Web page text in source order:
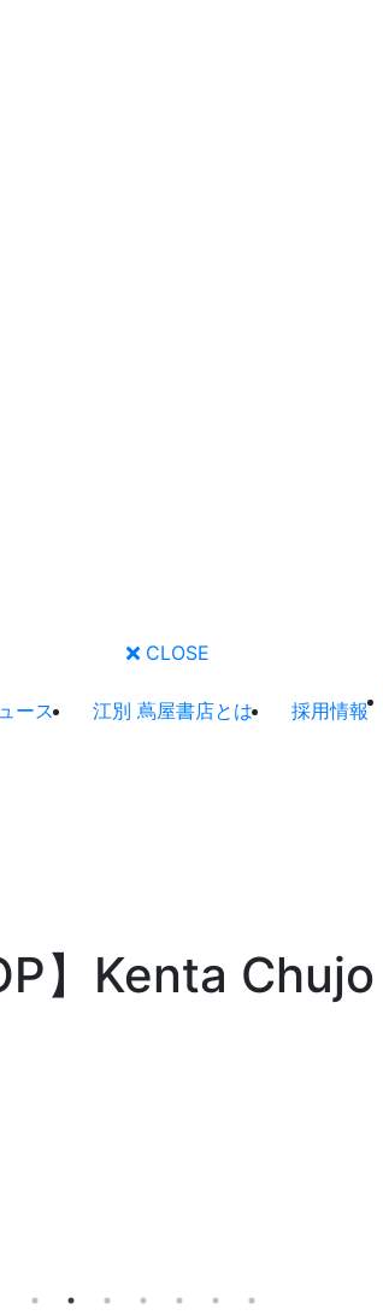
CLOSE
ース 江別 蔦屋書店とは 採用情報
】Kenta